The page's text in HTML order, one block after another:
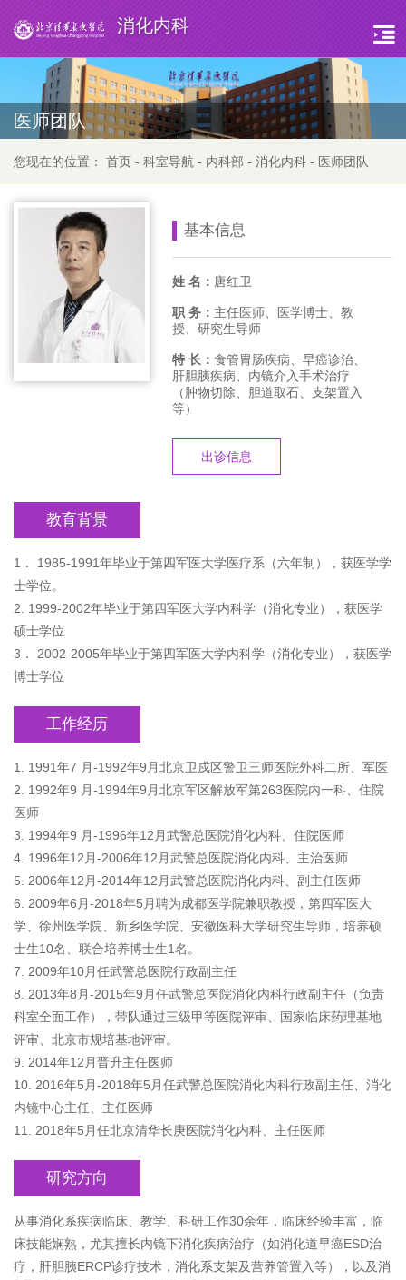
消化内科
医师团队
您现在的位置： 首页 - 科室导航 - 内科部 - 消化内科 - 医师团队
基本信息
姓 名： 唐红卫
职 务： 主任医师、医学博士、教
授、研究生导师
特 长： 食管胃肠疾病、早癌诊治、
肝胆胰疾病、内镜介入手术治疗
（肿物切除、胆道取石、支架置入
等）
出诊信息
教育背景
1． 1985-1991年毕业于第四军医大学医疗系（六年制），获医学学
士学位。
2. 1999-2002年毕业于第四军医大学内科学（消化专业），获医学
硕士学位
3． 2002-2005年毕业于第四军医大学内科学（消化专业），获医学
博士学位
工作经历
1. 1991年7 月-1992年9月北京卫戍区警卫三师医院外科二所、军医
2. 1992年9 月-1994年9月北京军区解放军第263医院内一科、住院
医师
3. 1994年9 月-1996年12月武警总医院消化内科、住院医师
4. 1996年12月-2006年12月武警总医院消化内科、主治医师
5. 2006年12月-2014年12月武警总医院消化内科、副主任医师
6. 2009年6月-2018年5月聘为成都医学院兼职教授，第四军医大
学、徐州医学院、新乡医学院、安徽医科大学研究生导师，培养硕
士生10名、联合培养博士生1名。
7. 2009年10月任武警总医院行政副主任
8. 2013年8月-2015年9月任武警总医院消化内科行政副主任（负责
科室全面工作），带队通过三级甲等医院评审、国家临床药理基地
评审、北京市规培基地评审。
9. 2014年12月晋升主任医师
10. 2016年5月-2018年5月任武警总医院消化内科行政副主任、消化
内镜中心主任、主任医师
11. 2018年5月任北京清华长庚医院消化内科、主任医师
研究方向
从事消化系疾病临床、教学、科研工作30余年，临床经验丰富，临
床技能娴熟，尤其擅长内镜下消化疾病治疗（如消化道早癌ESD治
疗，肝胆胰ERCP诊疗技术，消化系支架及营养管置入等），以及消